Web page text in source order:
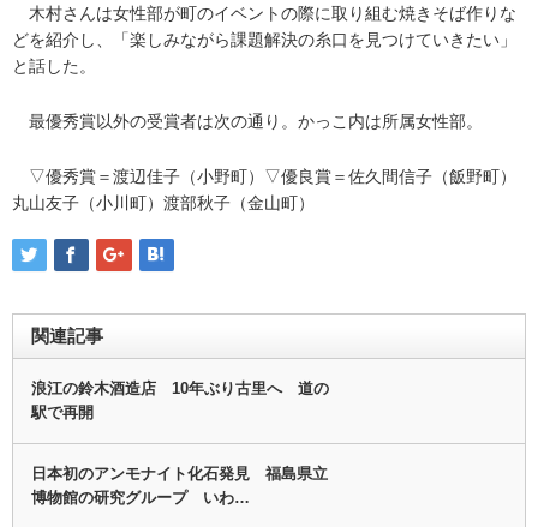
木村さんは女性部が町のイベントの際に取り組む焼きそば作りな
どを紹介し、「楽しみながら課題解決の糸口を見つけていきたい」
と話した。
最優秀賞以外の受賞者は次の通り。かっこ内は所属女性部。
▽優秀賞＝渡辺佳子（小野町）▽優良賞＝佐久間信子（飯野町）
丸山友子（小川町）渡部秋子（金山町）
関連記事
浪江の鈴木酒造店 10年ぶり古里へ 道の
駅で再開
日本初のアンモナイト化石発見 福島県立
博物館の研究グループ いわ…